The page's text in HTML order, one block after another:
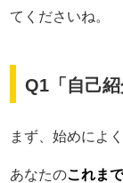
てくださいね。
Q1「自己紹
まず、始めによ
あなたのこれま